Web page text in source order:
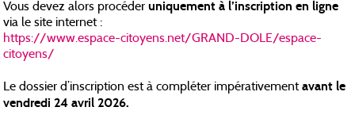
Vous devez alors procéder uniquement à l’inscription en ligne
via le site internet :
https://www.espace-citoyens.net/GRAND-DOLE/espace-
citoyens/
Le dossier d’inscription est à compléter impérativementavant le
vendredi 24 avril 2026.